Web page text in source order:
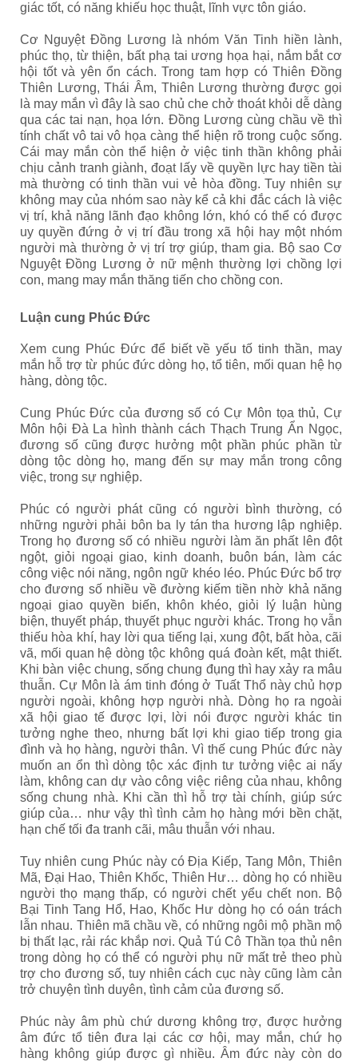
giác tốt, có năng khiếu học thuật, lĩnh vực tôn giáo.
Cơ Nguyệt Đồng Lương là nhóm Văn Tinh hiền lành,
phúc thọ, từ thiện, bất phạ tai ương họa hại, nắm bắt cơ
hội tốt và yên ổn cách. Trong tam hợp có Thiên Đồng
Thiên Lương, Thái Âm, Thiên Lương thường được gọi
là may mắn vì đây là sao chủ che chở thoát khỏi dễ dàng
qua các tai nạn, họa lớn. Đồng Lương cùng chầu về thì
tính chất vô tai vô họa càng thể hiện rõ trong cuộc sống.
Cái may mắn còn thể hiện ở việc tinh thần không phải
chịu cảnh tranh giành, đoạt lấy về quyền lực hay tiền tài
mà thường có tinh thần vui vẻ hòa đồng. Tuy nhiên sự
không may của nhóm sao này kể cả khi đắc cách là việc
vị trí, khả năng lãnh đạo không lớn, khó có thể có được
uy quyền đứng ở vị trí đầu trong xã hội hay một nhóm
người mà thường ở vị trí trợ giúp, tham gia. Bộ sao Cơ
Nguyệt Đồng Lương ở nữ mệnh thường lợi chồng lợi
con, mang may mắn thăng tiến cho chồng con.
Luận cung Phúc Đức
Xem cung Phúc Đức để biết về yếu tố tinh thần, may
mắn hỗ trợ từ phúc đức dòng họ, tổ tiên, mối quan hệ họ
hàng, dòng tộc.
Cung Phúc Đức của đương số có Cự Môn tọa thủ, Cự
Môn hội Đà La hình thành cách Thạch Trung Ẩn Ngọc,
đương số cũng được hưởng một phần phúc phần từ
dòng tộc dòng họ, mang đến sự may mắn trong công
việc, trong sự nghiệp.
Phúc có người phát cũng có người bình thường, có
những người phải bôn ba ly tán tha hương lập nghiệp.
Trong họ đương số có nhiều người làm ăn phất lên đột
ngột, giỏi ngoại giao, kinh doanh, buôn bán, làm các
công việc nói năng, ngôn ngữ khéo léo. Phúc Đức bổ trợ
cho đương số nhiều về đường kiếm tiền nhờ khả năng
ngoại giao quyền biến, khôn khéo, giỏi lý luận hùng
biện, thuyết pháp, thuyết phục người khác. Trong họ vẫn
thiếu hòa khí, hay lời qua tiếng lại, xung đột, bất hòa, cãi
vã, mối quan hệ dòng tộc không quá đoàn kết, mật thiết.
Khi bàn việc chung, sống chung đụng thì hay xảy ra mâu
thuẫn. Cự Môn là ám tinh đóng ở Tuất Thổ này chủ hợp
người ngoài, không hợp người nhà. Dòng họ ra ngoài
xã hội giao tế được lợi, lời nói được người khác tin
tưởng nghe theo, nhưng bất lợi khi giao tiếp trong gia
đình và họ hàng, người thân. Vì thế cung Phúc đức này
muốn an ổn thì dòng tộc xác định tư tưởng việc ai nấy
làm, không can dự vào công việc riêng của nhau, không
sống chung nhà. Khi cần thì hỗ trợ tài chính, giúp sức
giúp của… như vậy thì tình cảm họ hàng mới bền chặt,
hạn chế tối đa tranh cãi, mâu thuẫn với nhau.
Tuy nhiên cung Phúc này có Địa Kiếp, Tang Môn, Thiên
Mã, Đại Hao, Thiên Khốc, Thiên Hư… dòng họ có nhiều
người thọ mạng thấp, có người chết yểu chết non. Bộ
Bại Tinh Tang Hổ, Hao, Khốc Hư dòng họ có oán trách
lẫn nhau. Thiên mã chầu về, có những ngôi mộ phần mộ
bị thất lạc, rải rác khắp nơi. Quả Tú Cô Thần tọa thủ nên
trong dòng họ có thể có người phụ nữ mất trẻ theo phù
trợ cho đương số, tuy nhiên cách cục này cũng làm cản
trở chuyện tình duyên, tình cảm của đương số.
Phúc này âm phù chứ dương không trợ, được hưởng
âm đức tổ tiên đưa lại các cơ hội, may mắn, chứ họ
hàng không giúp được gì nhiều. Âm đức này còn do